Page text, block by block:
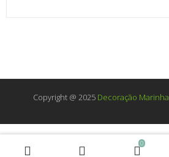
0
Copyright @ 2025 Decoração Marinha